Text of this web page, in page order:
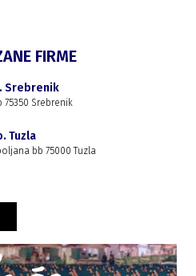
FIRME
Srebrenik
75350 Srebrenik
Tuzla
bb 75000 Tuzla